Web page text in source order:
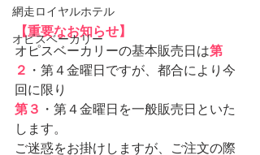
網走ロイヤルホテル
オピスベーカリー
【重要なお知らせ】
オピスベーカリーの基本販売日は第
２ ・第４金曜日ですが、都合により今
回に限り
第３ ・第４金曜日を一般販売日といた
します。
ご迷惑をお掛けしますが、ご注文の際